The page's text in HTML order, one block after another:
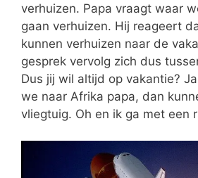
verhuizen. Papa vraagt waar
gaan verhuizen. Hij reageert
kunnen verhuizen naar de
gesprek vervolg zich dus
Dus jij wil altijd op vakantie?
we naar Afrika papa, dan
vliegtuig. Oh en ik ga met een